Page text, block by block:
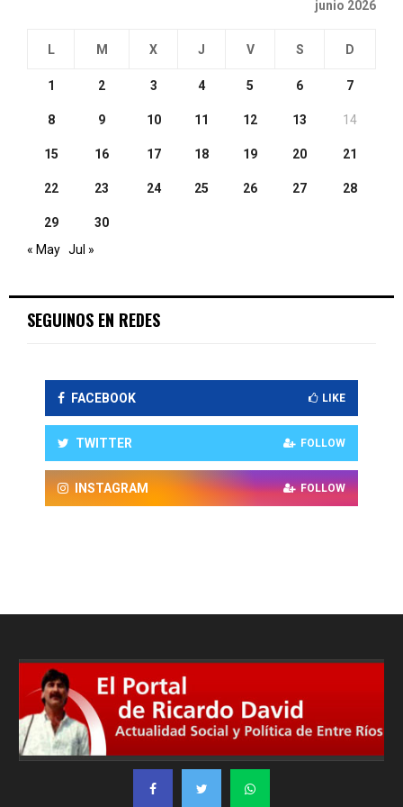
junio 2026
L M X J V S D
1 2 3 4 5 6 7
8 9 10 11 12 13 14
15 16 17 18 19 20 21
22 23 24 25 26 27 28
29
30
« May Jul »
SEGUINOS EN REDES
FACEBOOK LIKE
TWITTER FOLLOW
INSTAGRAM FOLLOW